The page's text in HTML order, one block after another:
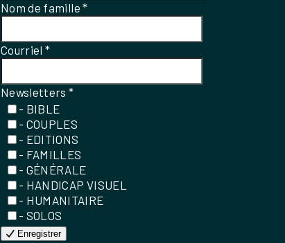
Nom de famille*
Courriel*
Newsletters*
- BIBLE
- COUPLES
- EDITIONS
- FAMILLES
- GÉNÉRALE
- HANDICAP VISUEL
- HUMANITAIRE
- SOLOS
Enregistrer